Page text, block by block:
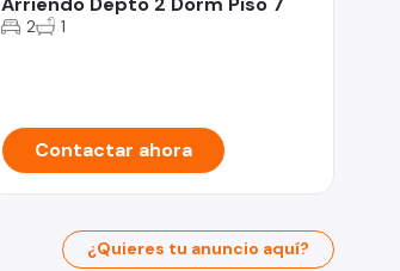
2 1
Contactar ahora
¿Quieres tu anuncio aquí?